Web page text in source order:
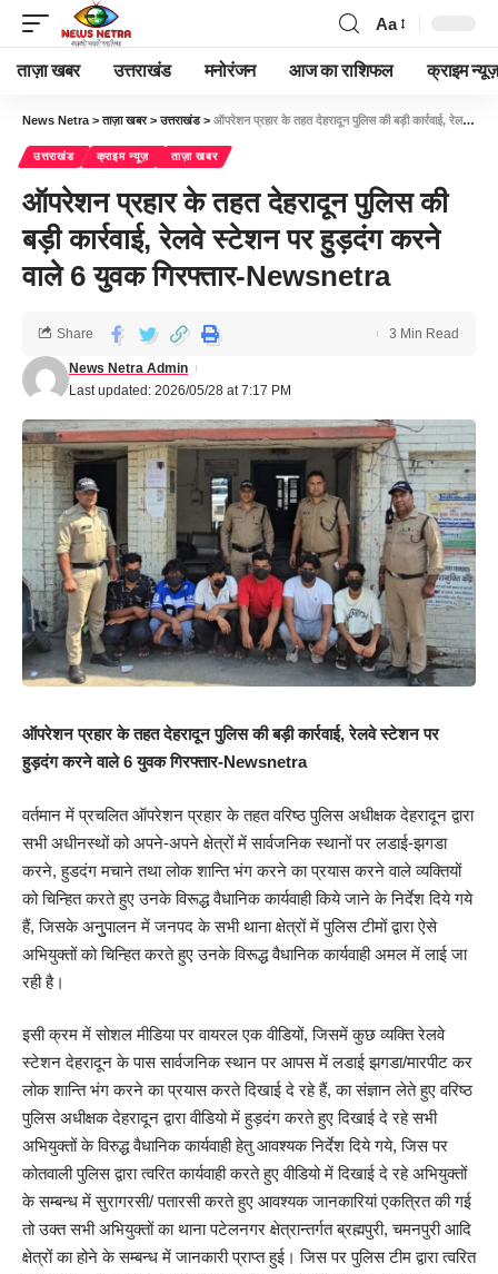
Aa
ताज़ा खबर उत्तराखंड मनोरंजन आज का राशिफल क्राइम न्यूज़
News Netra >ताज़ा खबर>उत्तराखंड> ऑपरेशन प्रहार के तहत देहरादून पुलिस की बड़ी कार्रवाई, रेलवे स्टेशन पर हुड़दंग करने वाले 6 युवक गिरफ्तार-Newsnetra
उत्तराखंड क्राइम न्यूज़ ताज़ा खबर
ऑपरेशन प्रहार के तहत देहरादून पुलिस की
बड़ी कार्रवाई, रेलवे स्टेशन पर हुड़दंग करने
वाले 6 युवक गिरफ्तार-Newsnetra
Last updated: 2026/05/28 at 7:17 PM
News Netra Admin
Share 3 Min Read
ऑपरेशन प्रहार के तहत देहरादून पुलिस की बड़ी कार्रवाई, रेलवे स्टेशन पर
हुड़दंग करने वाले 6 युवक गिरफ्तार-Newsnetra
वर्तमान में प्रचलित ऑपरेशन प्रहार के तहत वरिष्ठ पुलिस अधीक्षक देहरादून द्वारा
सभी अधीनस्थों को अपने-अपने क्षेत्रों में सार्वजनिक स्थानों पर लडाई-झगडा
करने, हुडदंग मचाने तथा लोक शान्ति भंग करने का प्रयास करने वाले व्यक्तियों
को चिन्हित करते हुए उनके विरूद्ध वैधानिक कार्यवाही किये जाने के निर्देश दिये गये
हैं, जिसके अनुुपालन में जनपद के सभी थाना क्षेत्रों में पुलिस टीमों द्वारा ऐसे
अभियुक्तों को चिन्हित करते हुए उनके विरूद्ध वैधानिक कार्यवाही अमल में लाई जा
रही है।
इसी क्रम में सोशल मीडिया पर वायरल एक वीडियों, जिसमें कुछ व्यक्ति रेलवे
स्टेशन देहरादून के पास सार्वजनिक स्थान पर आपस में लडाई झगडा/मारपीट कर
लोक शान्ति भंग करने का प्रयास करते दिखाई दे रहे हैं, का संज्ञान लेते हुए वरिष्ठ
पुलिस अधीक्षक देहरादून द्वारा वीडियो में हुड़दंग करते हुए दिखाई दे रहे सभी
अभियुक्तों के विरुद्ध वैधानिक कार्यवाही हेतु आवश्यक निर्देश दिये गये, जिस पर
कोतवाली पुलिस द्वारा त्वरित कार्यवाही करते हुए वीडियो में दिखाई दे रहे अभियुक्तों
के सम्बन्ध में सुरागरसी/ पतारसी करते हुए आवश्यक जानकारियां एकत्रित की गई
तो उक्त सभी अभियुक्तों का थाना पटेलनगर क्षेत्रान्तर्गत ब्रह्मपुरी, चमनपुरी आदि
क्षेत्रों का होने के सम्बन्ध में जानकारी प्राप्त हुई। जिस पर पुलिस टीम द्वारा त्वरित